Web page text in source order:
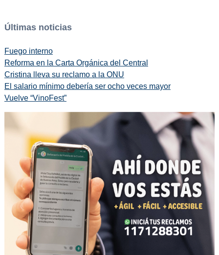
Últimas noticias
Fuego interno
Reforma en la Carta Orgánica del Central
Cristina lleva su reclamo a la ONU
El salario mínimo debería ser ocho veces mayor
Vuelve “VinoFest”